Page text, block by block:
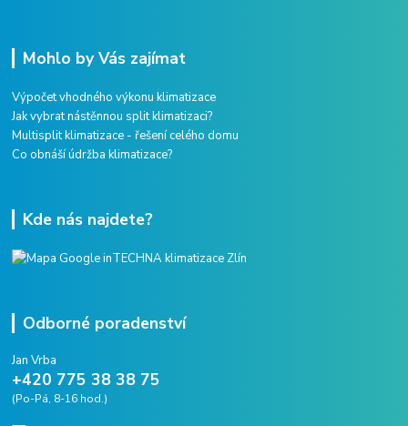
Mohlo by Vás zajímat
Výpočet vhodného výkonu klimatizace
Jak vybrat nástěnnou split klimatizaci?
Multisplit klimatizace - řešení celého domu
Co obnáší údržba klimatizace?
Kde nás najdete?
Odborné poradenství
Jan Vrba
+420 775 38 38 75
(Po-Pá, 8-16 hod.)